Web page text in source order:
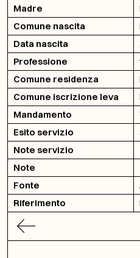
Madre
Comune nascita
Data nascita
Professione
Comune residenza
Comune iscrizione leva
Mandamento
Esito servizio
Note servizio
Note
Fonte
Riferimento